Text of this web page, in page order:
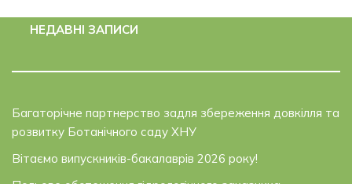
НЕДАВНІ ЗАПИСИ
Багаторічне партнерство задля збереження довкілля та
розвитку Ботанічного саду ХНУ
Вітаємо випускників-бакалаврів 2026 року!